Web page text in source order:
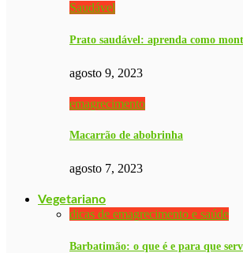
Saudável
Prato saudável: aprenda como
agosto 9, 2023
emagrecimento
Macarrão de abobrinha
agosto 7, 2023
Vegetariano
dicas de emagrecimento e saúde
Barbatimão: o que é e para que